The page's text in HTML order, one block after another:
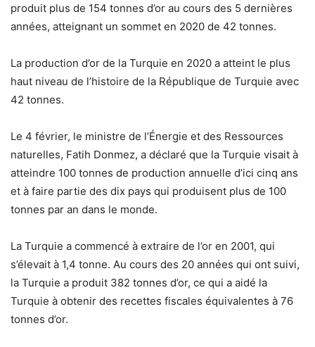
produit plus de 154 tonnes d’or au cours des 5 dernières
années, atteignant un sommet en 2020 de 42 tonnes.
La production d’or de la Turquie en 2020 a atteint le plus
haut niveau de l’histoire de la République de Turquie avec
42 tonnes.
Le 4 février, le ministre de l’Énergie et des Ressources
naturelles, Fatih Donmez, a déclaré que la Turquie visait à
atteindre 100 tonnes de production annuelle d’ici cinq ans
et à faire partie des dix pays qui produisent plus de 100
tonnes par an dans le monde.
La Turquie a commencé à extraire de l’or en 2001, qui
s’élevait à 1,4 tonne. Au cours des 20 années qui ont suivi,
la Turquie a produit 382 tonnes d’or, ce qui a aidé la
Turquie à obtenir des recettes fiscales équivalentes à 76
tonnes d’or.